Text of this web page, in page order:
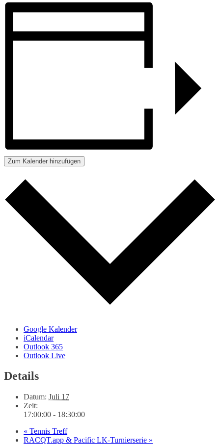
Zum Kalender hinzufügen
Google Kalender
iCalendar
Outlook 365
Outlook Live
Details
Datum: Juli 17
Zeit:
17:00:00 - 18:30:00
« Tennis Treff
RACQT.app & Pacific LK-Turnierserie »